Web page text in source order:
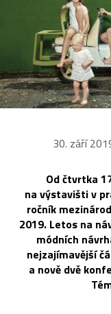
30. září
Od čtvrtka
na výstavišti v
ročník
2019. Letos na
módních
nejzajímavější
a nově dvě